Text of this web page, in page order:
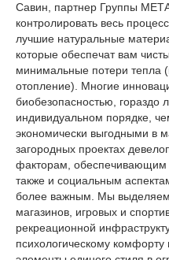
Савин, партнер Группы
контролировать весь
лучшие натуральные
которые обеспечат вам
минимальные потери тепла
отопление). Многие
биобезопасностью, гораздо
индивидуальном порядке,
экономически выгодными в
загородных проектах
факторам, обеспечивающим
также и социальным
более важным. Мы
магазинов, игровых и
рекреационной
психологическому комфорту